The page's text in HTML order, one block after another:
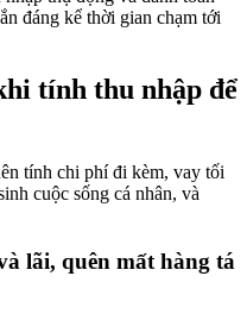
đáng kể thời gian chạm tới
tính thu nhập để
tính chi phí đi kèm, vay tối
cuộc sống cá nhân, và
lãi, quên mất hàng tá